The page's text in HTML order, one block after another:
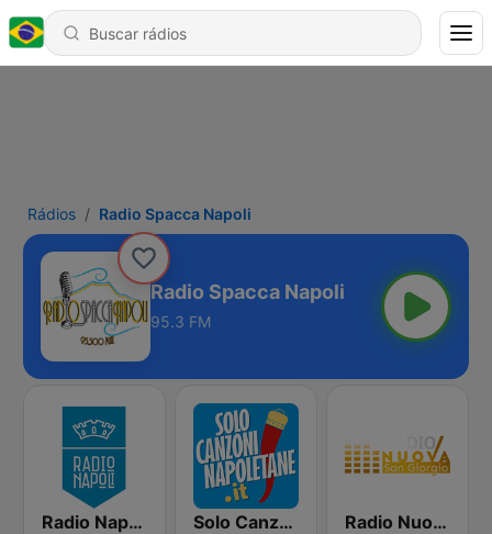
Rádios Radio Spacca Napoli
Radio Spacca Napoli
95.3 FM
Radio Napoli Solo Canzoni Napoletane Radio Nuova San Giorgio